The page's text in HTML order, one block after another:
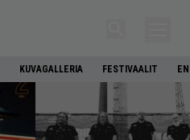
KUVAGALLERIA FESTIVAALIT